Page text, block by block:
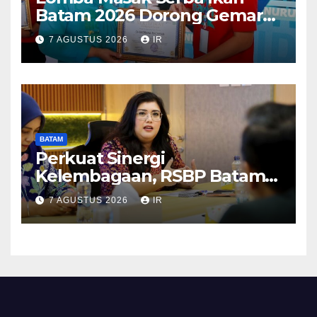
Batam 2026 Dorong Gemar
Makan Ikan
7 AGUSTUS 2026 IR
BATAM
Perkuat Sinergi
Kelembagaan, RSBP Batam
dan BPOM Pastikan
Pelayanan dan Ketersediaan
Obat Aman
7 AGUSTUS 2026 IR